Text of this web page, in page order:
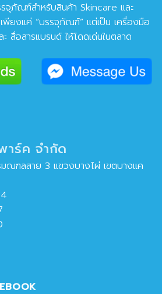
จุภัณฑ์สำหรับสินค้า Skincare และ
พียงแค่ “บรรจุภัณฑ์” แต่เป็น เครื่องมือ
สื่อสารแบรนด์ ให้โดดเด่นในตลาด
ร์ค จำกัด
ฑลสาย 3 แขวงบางไผ่ เขตบางแค